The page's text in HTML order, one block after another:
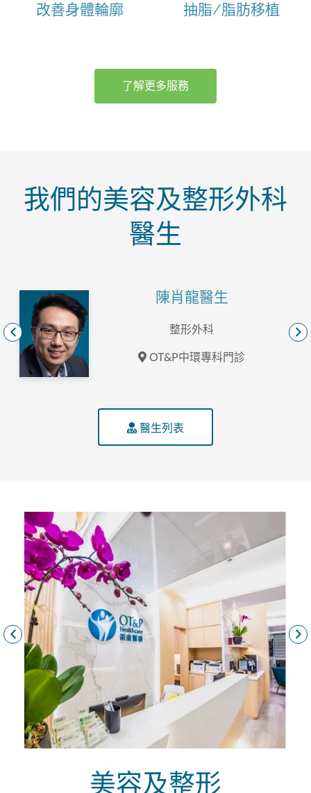
改善身體輪廓 抽脂/脂肪移植
了解更多服務
我們的美容及整形外科
醫生
陳肖龍醫生
整形外科
OT&P中環專科門診
醫生列表
美容及整形